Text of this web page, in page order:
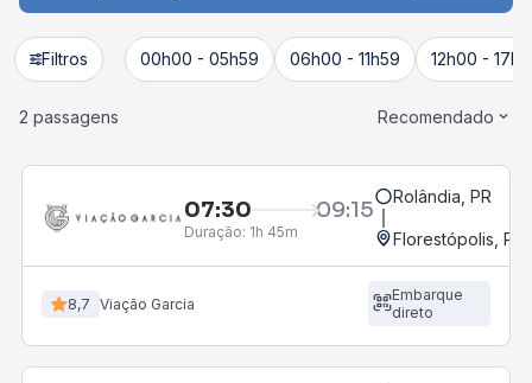
Filtros 00h00 - 05h59 06h00 - 11h59 12h00 -
2 passagens Recomendado
07:30 09:15
Duração: 1h 45m
Rolândia, PR
Florestópolis, PR
8,7 Viação Garcia
Embarque
direto